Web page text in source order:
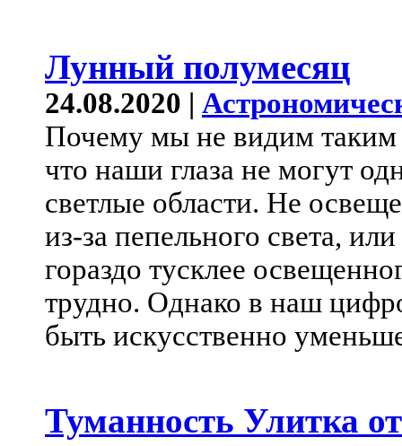
Лунный полумесяц
24.08.2020 |
Почему мы не видим
что наши глаза не могут
светлые области. Не
из-за пепельного света,
гораздо тусклее
трудно. Однако в наш
быть искусственно
Туманность Улитка